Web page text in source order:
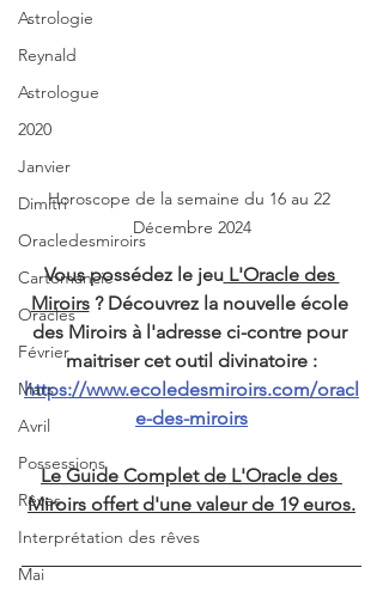
Astrologie
Reynald
Astrologue
2020
Janvier
Dimitri
Oracledesmiroirs
Cartomancie
Oracles
Février
Mars
Avril
Possessions
Rêves
Interprétation des rêves
Mai
Horoscope de la semaine du 16 au 22
Décembre 2024
Vous possédez le jeu L'Oracle des
Miroirs ? Découvrez la nouvelle école
des Miroirs à l'adresse ci-contre pour
maitriser cet outil divinatoire :
https://www.ecoledesmiroirs.com/oracl
e-des-miroirs
Le Guide Complet de L'Oracle des
Miroirs offert d'une valeur de 19 euros.